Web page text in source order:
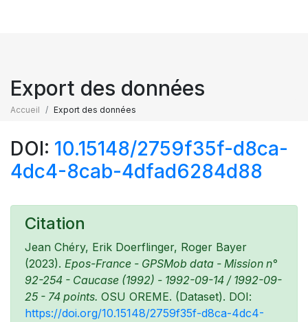
Export des données
Accueil Export des données
DOI: 10.15148/2759f35f-d8ca-
4dc4-8cab-4dfad6284d88
Citation
Jean Chéry, Erik Doerflinger, Roger Bayer
(2023). Epos-France - GPSMob data - Mission n°
92-254 - Caucase (1992) - 1992-09-14 / 1992-09-
25 - 74 points. OSU OREME. (Dataset). DOI:
https://doi.org/10.15148/2759f35f-d8ca-4dc4-